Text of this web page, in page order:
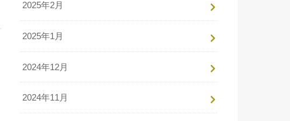
2025年2月
2025年1月
2024年12月
2024年11月